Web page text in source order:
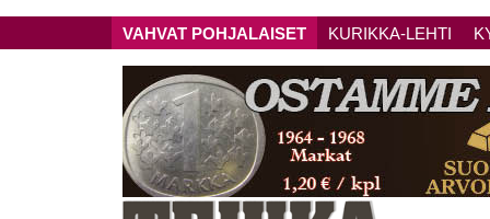
VAHVAT POHJALAISET KURIKKA-LEHTI